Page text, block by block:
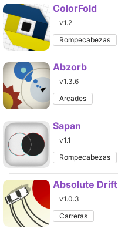
ColorFold
v1.2
Rompecabezas
Abzorb
v1.3.6
Arcades
Sapan
v1.1
Rompecabezas
Absolute Drift
v1.0.3
Carreras